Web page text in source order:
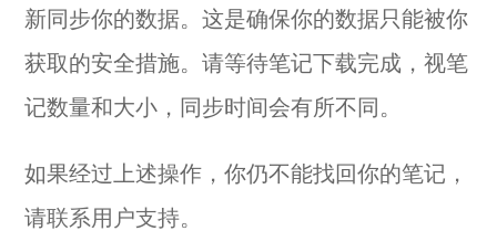
新同步你的数据。这是确保你的数据只能被你
获取的安全措施。请等待笔记下载完成，视笔
记数量和大小，同步时间会有所不同。
如果经过上述操作，你仍不能找回你的笔记，
请联系用户支持。